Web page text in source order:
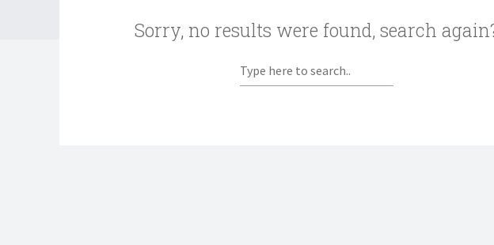
Sorry, no results were found, search